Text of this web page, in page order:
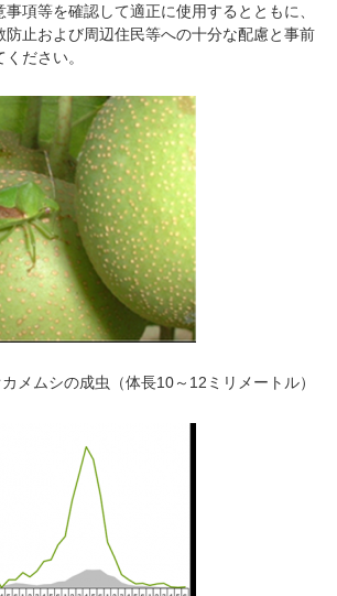
項等を確認して適正に使用するとともに、
防止および周辺住民等への十分な配慮と事前
ださい。
メムシの成虫（体長10～12ミリメートル）